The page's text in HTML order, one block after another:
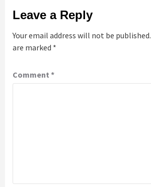
Leave a Reply
Your email address will not be published.
are marked *
Comment *